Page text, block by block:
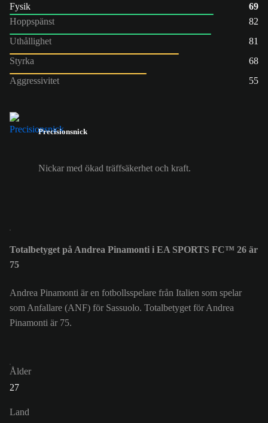
Fysik
69
Hoppspänst
82
Uthållighet
81
Styrka
68
Aggressivitet
55
Precisionsnick
Nickar med ökad träffsäkerhet och kraft.
Totalbetyget på Andrea Pinamonti i EA SPORTS FC™ 26 är
75
Andrea Pinamonti är en fotbollsspelare från Italien som spelar
som Anfallare (ANF) för Sassuolo. Totalbetyget för Andrea
Pinamonti är 75.
Ålder
27
Land